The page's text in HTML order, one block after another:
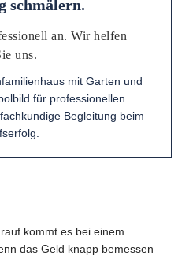
schmälern.
an. Wir helfen
uns.
kommt es bei einem
das Geld knapp bemessen